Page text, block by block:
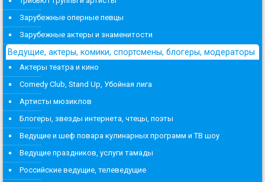
Зарубежные оперные певцы
Зарубежные актеры и знаменитости
Ведущие, актеры, комики, спортсмены, блогеры, модераторы
Актеры театра и кино
Comedy Club, Stand Up, Убойная лига
Артисты мюзиклов
Блогеры, звезды интернета, чтецы, поэты
Ведущие и шеф повара кулинарных программ и ТВ шоу
Ведущие праздников, услуги тамады
Российские ведущие, телеведущие